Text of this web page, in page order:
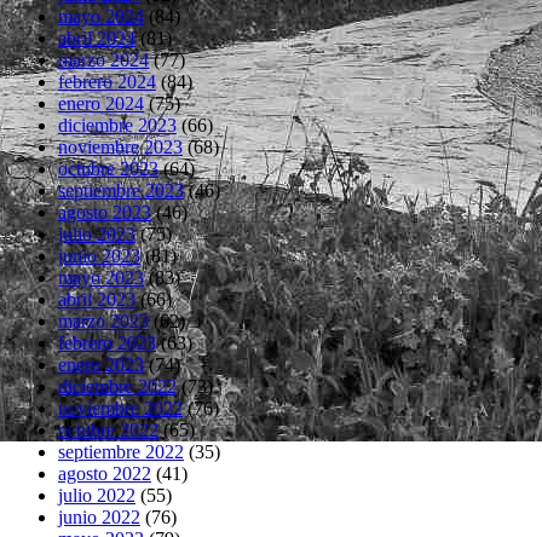
mayo 2024 (84)
abril 2024(81)
marzo 2024(77)
febrero 2024(84)
enero 2024(75)
diciembre 2023(66)
noviembre 2023(68)
octubre 2023(64)
septiembre 2023(46)
agosto 2023(46)
julio 2023(75)
junio 2023(81)
mayo 2023(83)
abril 2023(66)
marzo 2023(62)
febrero 2023(63)
enero 2023(74)
diciembre 2022(73)
noviembre 2022(76)
octubre 2022(65)
septiembre 2022 (35)
agosto 2022 (41)
julio 2022 (55)
junio 2022 (76)